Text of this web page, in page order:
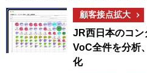
顧客接点拡大
JR西日本のコン
VoC全件を分析
化